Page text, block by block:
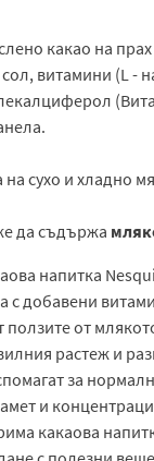
какао на
витамини (L -
сухо и хладно
да съдържа
напитка
с добавени
ползите от
растеж и
за
и
какаова